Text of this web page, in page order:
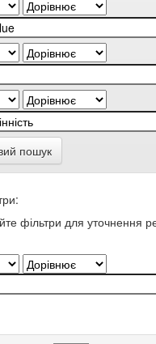
пошук
фільтри для уточнення